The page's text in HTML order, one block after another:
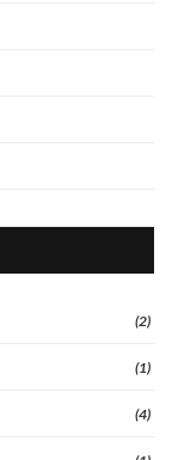
(2)
(1)
(4)